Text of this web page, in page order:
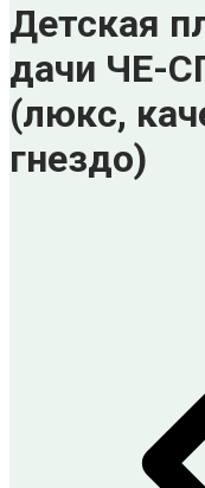
Детская
дачи ЧЕ-
(люкс,
гнездо)